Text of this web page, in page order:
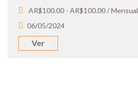
AR$100.00 - AR$100.00 / Mensual
06/05/2024
Ver